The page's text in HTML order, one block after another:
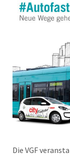
Die VGF